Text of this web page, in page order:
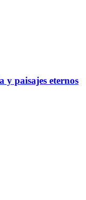
y paisajes eternos